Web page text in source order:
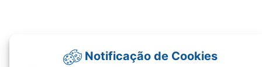
Notificação de Cookies